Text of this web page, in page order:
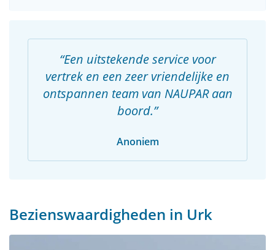
Een uitstekende service voor
vertrek en een zeer vriendelijke en
ontspannen team van NAUPAR aan
boord.
Anoniem
Bezienswaardigheden in Urk